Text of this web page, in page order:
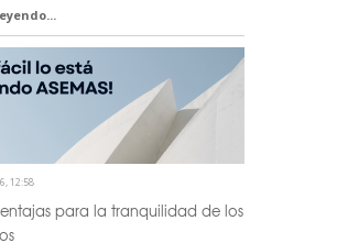
12:58
para la tranquilidad de los